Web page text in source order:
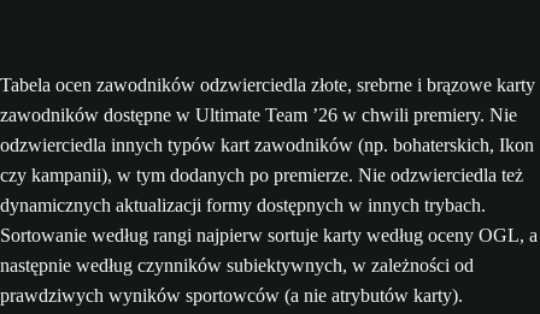
Tabela ocen zawodników odzwierciedla złote, srebrne i brązowe karty
zawodników dostępne w Ultimate Team ’26 w chwili premiery. Nie
odzwierciedla innych typów kart zawodników (np. bohaterskich, Ikon
czy kampanii), w tym dodanych po premierze. Nie odzwierciedla też
dynamicznych aktualizacji formy dostępnych w innych trybach.
Sortowanie według rangi najpierw sortuje karty według oceny OGL, a
następnie według czynników subiektywnych, w zależności od
prawdziwych wyników sportowców (a nie atrybutów karty).